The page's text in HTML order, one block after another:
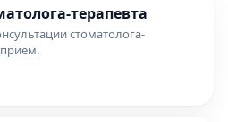
терапевта
стоматолога-
прием.